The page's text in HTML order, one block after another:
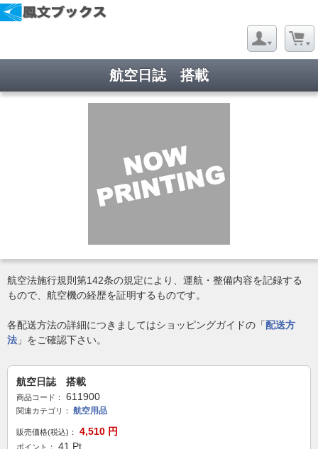
航空日誌 搭載
航空法施行規則第142条の規定により、運航・整備内容を記録する
もので、航空機の経歴を証明するものです。
各配送方法の詳細につきましてはショッピングガイドの「配送方
法 」をご確認下さい。
航空日誌 搭載
商品コード： 611900
関連カテゴリ： 航空用品
販売価格(税込)： 4,510 円
ポイント： 41 Pt